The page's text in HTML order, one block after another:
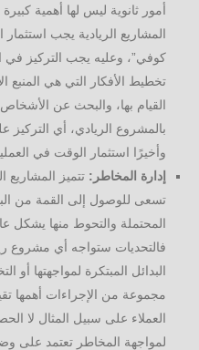
أمور ثانوية ليس لها أهمية
المشاريع الريادية يجب
كوفي”، وعليه يجب التركيز في
تخطيط الأفكار التي هي المنبع
القيام بها، والبحث عن
بالمشروع الريادي، أي التركيز
وأخيرًا استثمار الوقت في
إدارة المخاطر: تتميز المشاريع
تسعى للوصول إلى القمة من
المحتملة والتحوط منها يشكل
فالتحديات ستواجه أي مشروع
البدائل المبتكرة لمواجهتها
مجموعة من الإجراءات أهمها
العملاء على سبيل المثال لا
لمواجهة المخاطر تعتمد على